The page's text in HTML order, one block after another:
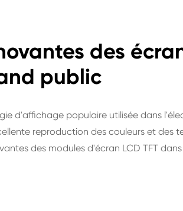
des
public
d'affichage populaire utilisée dans
reproduction des couleurs et des
des modules d'écran LCD TFT